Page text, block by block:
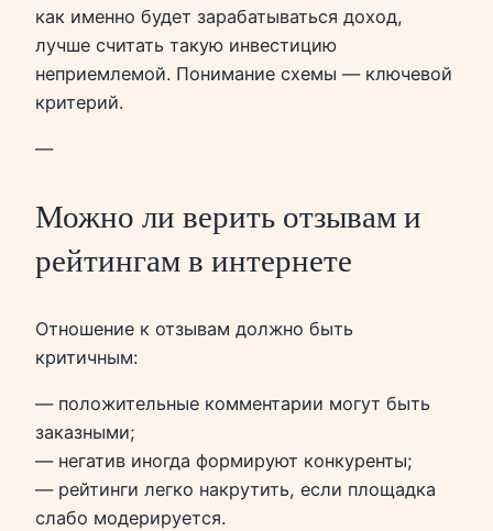
как именно будет зарабатываться доход,
лучше считать такую инвестицию
неприемлемой. Понимание схемы — ключевой
критерий.
—
Можно ли верить отзывам и
рейтингам в интернете
Отношение к отзывам должно быть
критичным:
— положительные комментарии могут быть
заказными;
— негатив иногда формируют конкуренты;
— рейтинги легко накрутить, если площадка
слабо модерируется.